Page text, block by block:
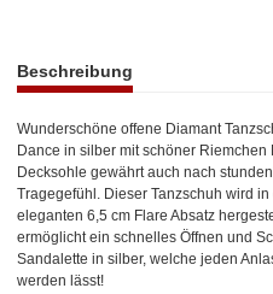
Beschreibung
Wunderschöne offene Diamant
Dance in silber mit schöner
Decksohle gewährt auch nach
Tragegefühl. Dieser Tanzschuh wird
eleganten 6,5 cm Flare Absatz
ermöglicht ein schnelles Öffnen und
Sandalette in silber, welche jeden
werden lässt!